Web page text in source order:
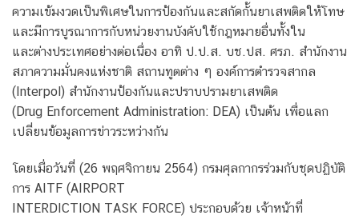
ความเข้มงวดเป็นพิเศษในการป้องกันและสกัดกั้นยาเสพติดให้โทษ
และมีการบูรณาการกับหน่วยงานบังคับใช้กฎหมายอื่นทั้งใน
และต่างประเทศอย่างต่อเนื่อง อาทิ ป.ป.ส. บช.ปส. ศรภ. สำนักงาน
สภาความมั่นคงแห่งชาติ สถานทูตต่าง ๆ องค์การตำรวจสากล
(Interpol) สำนักงานป้องกันและปราบปรามยาเสพติด
(Drug Enforcement Administration: DEA) เป็นต้น เพื่อแลก
เปลี่ยนข้อมูลการข่าวระหว่างกัน
โดยเมื่อวันที่ (26 พฤศจิกายน 2564) กรมศุลกากรร่วมกับชุดปฏิบัติ
การ AITF (AIRPORT
INTERDICTION TASK FORCE) ประกอบด้วย เจ้าหน้าที่